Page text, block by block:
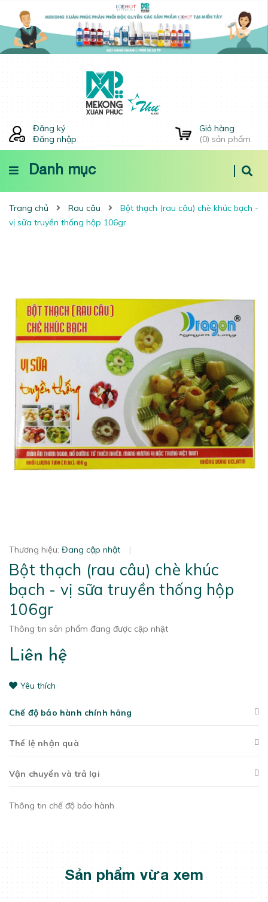
Đăng ký
Đăng nhập
Giỏ hàng
(0) sản phẩm
Danh mục
Trang chủ Rau câu
Bột thạch (rau câu) chè khúc bạch -
vị sữa truyền thống hộp 106gr
Thương hiệu: Đang cập nhật |
Bột thạch (rau câu) chè khúc
bạch - vị sữa truyền thống hộp
106gr
Thông tin sản phẩm đang được cập nhật
Liên hệ
Yêu thích
Chế độ bảo hành chính hãng
Thể lệ nhận quà
Vận chuyển và trả lại
Thông tin chế độ bảo hành
Sản phẩm vừa xem